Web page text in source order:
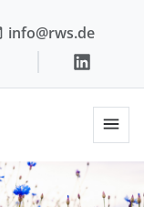
info@rws.de